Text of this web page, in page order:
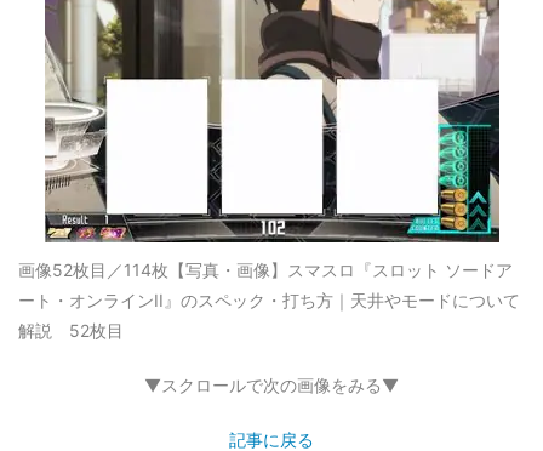
画像52枚目／114枚 【写真・画像】スマスロ『スロット ソードア
ート・オンラインII』のスペック・打ち方｜天井やモードについて
解説 52枚目
▼スクロールで次の画像をみる▼
記事に戻る